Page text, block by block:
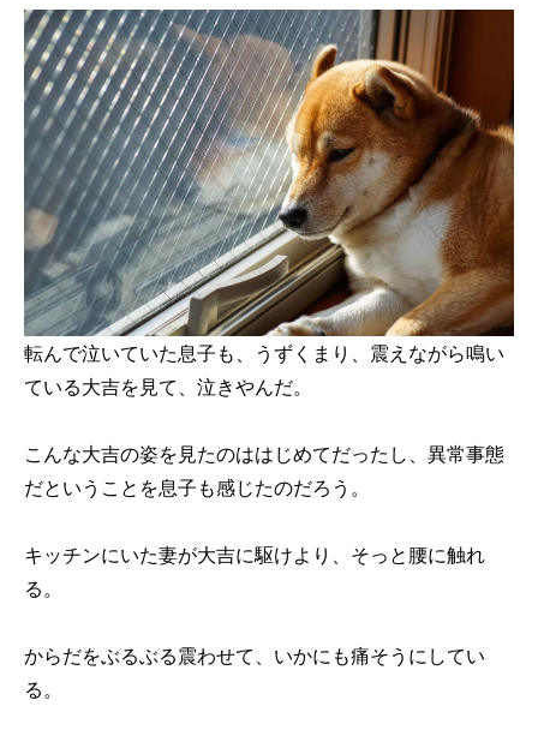
転んで泣いていた息子も、うずくまり、震えながら鳴い
ている大吉を見て、泣きやんだ。
こんな大吉の姿を見たのははじめてだったし、異常事態
だということを息子も感じたのだろう。
キッチンにいた妻が大吉に駆けより、そっと腰に触れ
る。
からだをぶるぶる震わせて、いかにも痛そうにしてい
る。